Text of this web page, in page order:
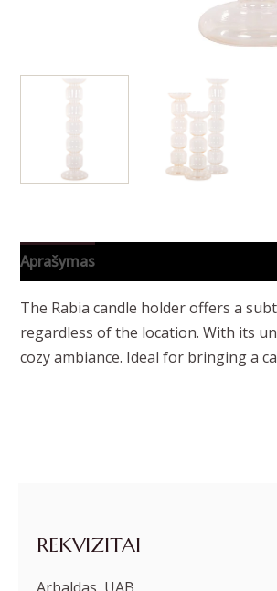
Aprašymas
The Rabia candle holder offers a
regardless of the location. With its
cozy ambiance. Ideal for bringing a
REKVIZITAI